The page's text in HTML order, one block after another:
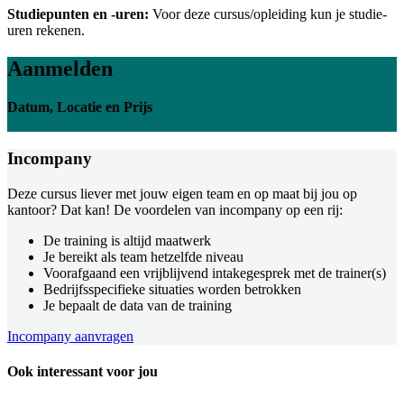
Studiepunten en -uren: Voor deze cursus/opleiding kun je studie-
uren rekenen.
Aanmelden
Datum, Locatie en Prijs
Incompany
Deze cursus liever met jouw eigen team en op maat bij jou op
kantoor? Dat kan! De voordelen van incompany op een rij:
De training is altijd maatwerk
Je bereikt als team hetzelfde niveau
Voorafgaand een vrijblijvend intakegesprek met de trainer(s)
Bedrijfsspecifieke situaties worden betrokken
Je bepaalt de data van de training
Incompany aanvragen
Ook interessant voor jou